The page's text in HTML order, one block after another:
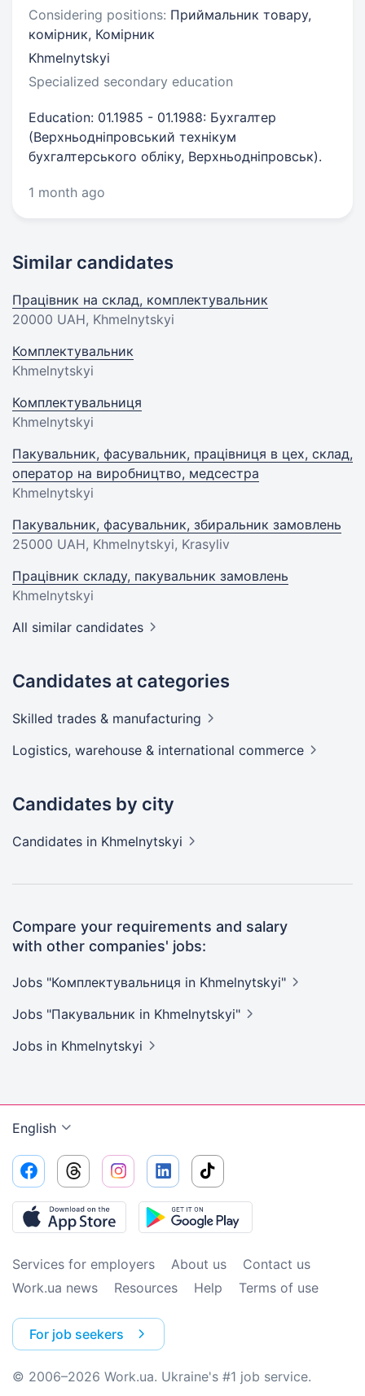
Considering positions: Приймальник товару,
комірник, Комірник
Khmelnytskyi
Specialized secondary education
Education: 01.1985 - 01.1988: Бухгалтер
(Верхньодніпровський технікум
бухгалтерського обліку, Верхньодніпровськ).
1 month ago
Similar candidates
Працівник на склад, комплектувальник
20000 UAH, Khmelnytskyi
Комплектувальник
Khmelnytskyi
Комплектувальниця
Khmelnytskyi
Пакувальник, фасувальник, працівниця в цех, склад,
оператор на виробництво, медсестра
Khmelnytskyi
Пакувальник, фасувальник, збиральник замовлень
25000 UAH, Khmelnytskyi, Krasyliv
Працівник складу, пакувальник замовлень
Khmelnytskyi
All similar candidates
Candidates at categories
Skilled trades & manufacturing
Logistics, warehouse & international commerce
Candidates by city
Candidates in Khmelnytskyi
Compare your requirements and salary
with other companies' jobs:
Jobs "Комплектувальниця in Khmelnytskyi"
Jobs "Пакувальник in Khmelnytskyi"
Jobs in Khmelnytskyi
English
Services for employers About us
Contact us
Work.ua news
Resources Help Terms of use
For job seekers
© 2006–2026 Work.ua. Ukraine's #1 job service.